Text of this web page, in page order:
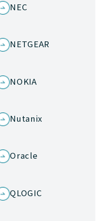
NEC
NETGEAR
NOKIA
Nutanix
Oracle
QLOGIC